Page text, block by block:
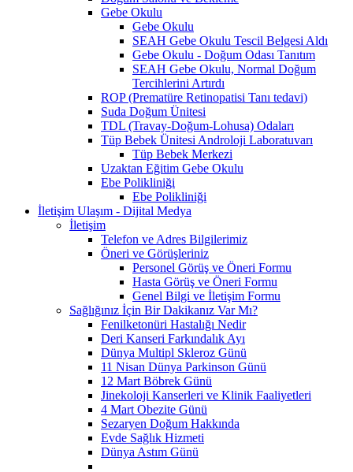
Gebe Okulu
Gebe Okulu
SEAH Gebe Okulu Tescil Belgesi Aldı
Gebe Okulu - Doğum Odası Tanıtım
SEAH Gebe Okulu, Normal Doğum
Tercihlerini Artırdı
ROP (Prematüre Retinopatisi Tanı tedavi)
Suda Doğum Ünitesi
TDL (Travay-Doğum-Lohusa) Odaları
Tüp Bebek Ünitesi Androloji Laboratuvarı
Tüp Bebek Merkezi
Uzaktan Eğitim Gebe Okulu
Ebe Polikliniği
Ebe Polikliniği
İletişim Ulaşım - Dijital Medya
İletişim
Telefon ve Adres Bilgilerimiz
Öneri ve Görüşleriniz
Personel Görüş ve Öneri Formu
Hasta Görüş ve Öneri Formu
Genel Bilgi ve İletişim Formu
Sağlığınız İçin Bir Dakikanız Var Mı?
Fenilketonüri Hastalığı Nedir
Deri Kanseri Farkındalık Ayı
Dünya Multipl Skleroz Günü
11 Nisan Dünya Parkinson Günü
12 Mart Böbrek Günü
Jinekoloji Kanserleri ve Klinik Faaliyetleri
4 Mart Obezite Günü
Sezaryen Doğum Hakkında
Evde Sağlık Hizmeti
Dünya Astım Günü